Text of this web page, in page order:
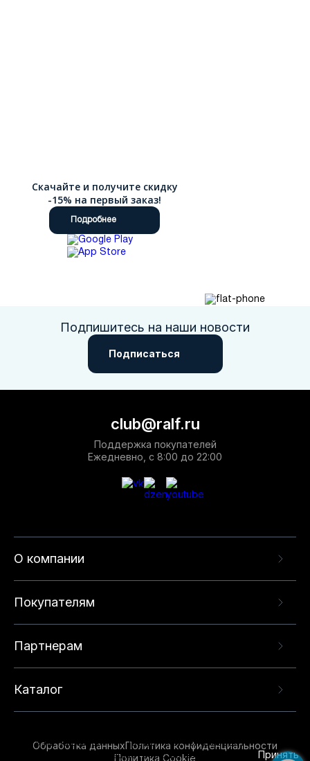
Скачайте и получите скидку
-15% на первый заказ!
Подробнее
Подпишитесь на наши новости
Подписаться
О компании
Покупателям
Партнерам
Каталог
club@ralf.ru
Поддержка покупателей
Ежедневно, с 8:00 до 22:00
Обработка данныхПолитика конфиденциальности
Политика Cookie
опыта на нашем сайте. Продолжая использовать
данный сайт, вы соглашаетесь с использованием
Принять